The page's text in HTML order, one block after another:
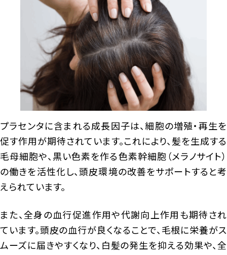
プラセンタに含まれる成長因子は、細胞の増殖・再生を
促す作用が期待されています。これにより、髪を生成する
毛母細胞や、黒い色素を作る色素幹細胞（メラノサイト）
の働きを活性化し、頭皮環境の改善をサポートすると考
えられています。
また、全身の血行促進作用や代謝向上作用も期待され
ています。頭皮の血行が良くなることで、毛根に栄養がス
ムーズに届きやすくなり、白髪の発生を抑える効果や、全